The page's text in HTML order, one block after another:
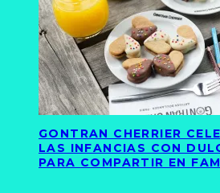
GONTRAN CHERRIER
LAS INFANCIAS CON
PARA COMPARTIR EN